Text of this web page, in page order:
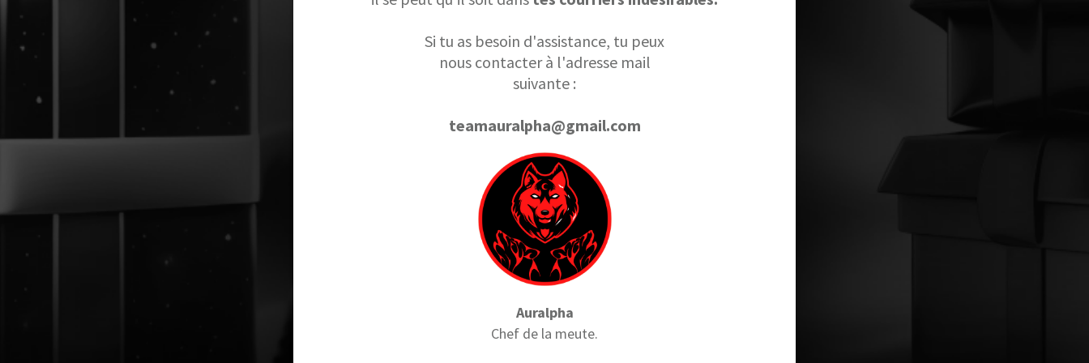
Si tu as besoin d'assistance, tu peux
nous contacter à l'adresse mail
suivante :
teamauralpha@gmail.com
Auralpha
Chef de la meute.